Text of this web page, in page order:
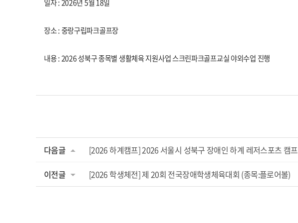
일자 : 2026년 5월 18일
장소 : 중랑구립파크골프장
내용 : 2026 성북구 종목별 생활체육 지원사업 스크린파크골프교실 야외수업 진행
다음글 [2026 하계캠프] 2026 서울시 성북구 장애인 하계 레저스포츠 캠프
이전글 [2026 학생체전] 제 20회 전국장애학생체육대회 (종목:플로어볼)